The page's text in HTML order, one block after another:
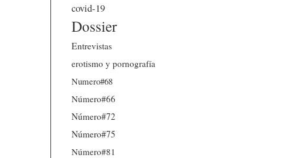
covid-19
Dossier
Entrevistas
erotismo y pornografía
Numero#68
Número#66
Número#72
Número#75
Número#81